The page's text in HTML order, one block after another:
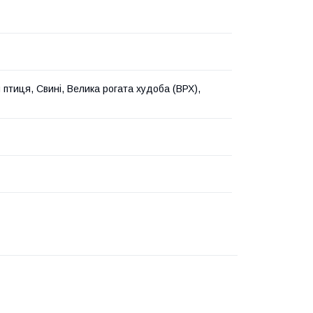
Свині, Велика рогата худоба (ВРХ),